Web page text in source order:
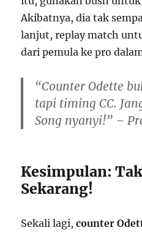
Akibatnya, dia tak
lanjut, replay match
dari pemula ke pro
“Counter Odette
tapi timing CC.
Song nyanyi!” –
Kesimpulan:
Sekarang!
Sekali lagi,counter